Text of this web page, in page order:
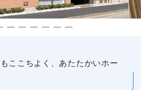
ここちよく、あたたかいホー